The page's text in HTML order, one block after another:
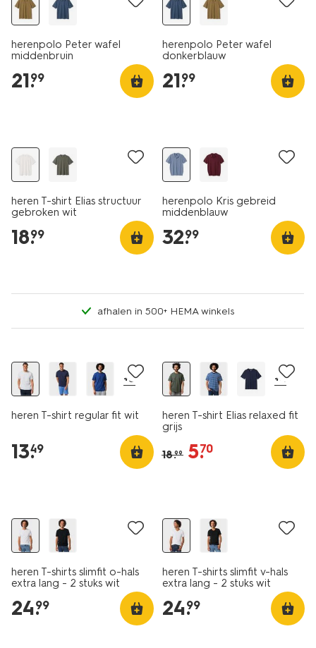
herenpolo Peter wafel
middenbruin
21.
99
herenpolo Peter wafel
donkerblauw
21.
99
heren T-shirt Elias structuur
gebroken wit
18.
99
herenpolo Kris gebreid
middenblauw
32.
99
afhalen in 500+ HEMA winkels
+5
heren T-shirt regular fit wit
13.
49
essential
+4
heren T-shirt Elias relaxed fit
grijs
18.99 5.
70
heren T-shirts slimfit o-hals
extra lang - 2 stuks wit
24.
99
heren T-shirts slimfit v-hals
extra lang - 2 stuks wit
24.
99